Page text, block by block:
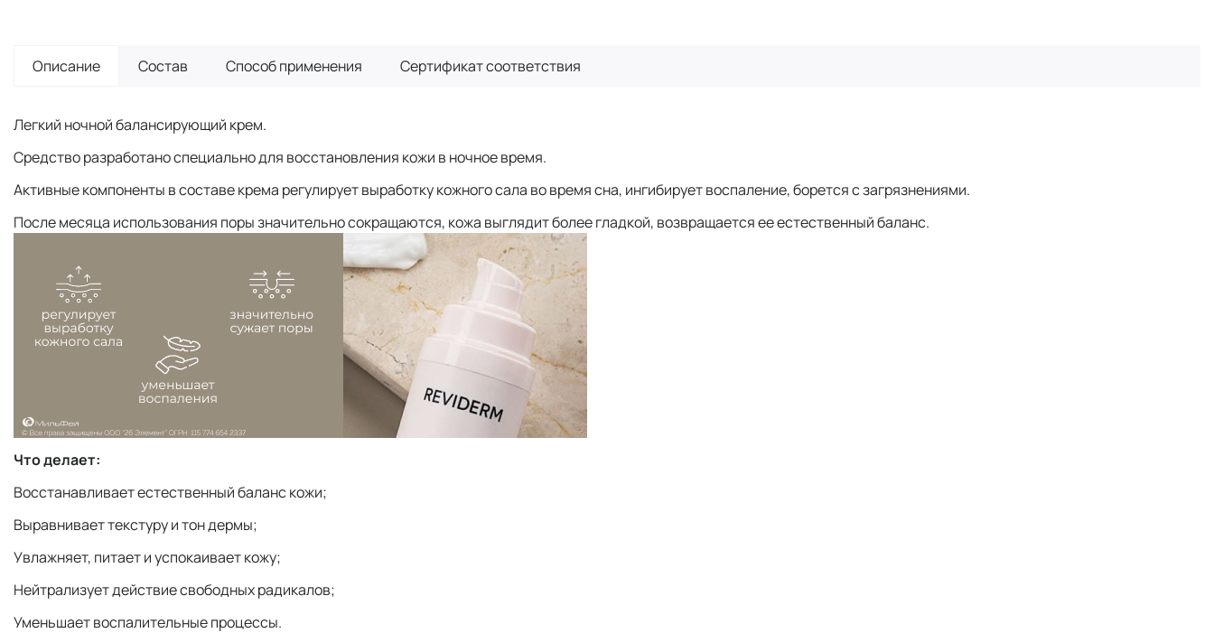
Описание Состав Способ применения Сертификатсоответствия
Легкий ночной балансирующий крем.
Средство разработано специально для восстановления кожи в ночное время.
Активные компоненты в составе крема регулирует выработку кожного сала во время сна, ингибирует воспаление, борется с загрязнениями.
После месяца использования поры значительно сокращаются, кожа выглядит более гладкой, возвращается ее естественный баланс.
Что делает:
Восстанавливает естественный баланс кожи;
Выравнивает текстуру и тон дермы;
Увлажняет, питает и успокаивает кожу;
Нейтрализует действие свободных радикалов;
Уменьшает воспалительные процессы.